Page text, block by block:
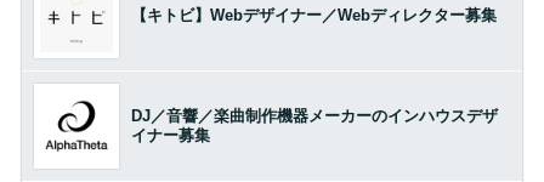
【キトビ】Webデザイナー／Webディレクター募集
DJ／音響／楽曲制作機器メーカーのインハウスデザ
イナー募集